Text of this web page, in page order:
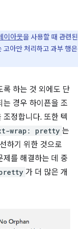
이아웃을 사용할 때 관련된
고아만 처리하고 과부 행은
록 하는 것 외에도 단
는 경우 하이픈을 조
정합니다. 또한 텍
wrap: pretty 는
하기 위한 것으로
제를 해결하는 데 중
가 더 많은 개